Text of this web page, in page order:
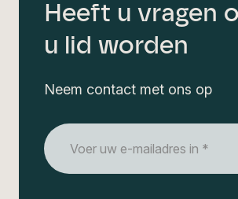
Heeft u vragen
u lid worden
Neem contact met ons op
E-
mailadres